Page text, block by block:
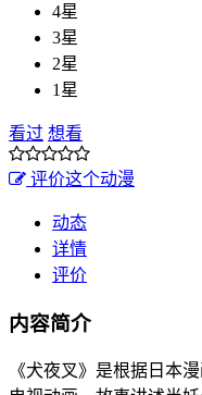
4星
3星
2星
1星
看过 想看
评价这个动漫
动态
详情
评价
内容简介
《犬夜叉》是根据日本